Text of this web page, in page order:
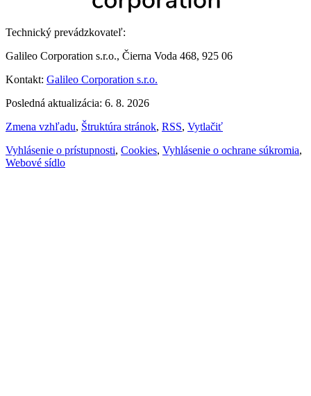
Technický prevádzkovateľ:
Galileo Corporation s.r.o., Čierna Voda 468, 925 06
Kontakt: Galileo Corporation s.r.o.
Posledná aktualizácia: 6. 8. 2026
Zmena vzhľadu, Štruktúra stránok, RSS, Vytlačiť
Vyhlásenie o prístupnosti, Cookies, Vyhlásenie o ochrane súkromia,
Webové sídlo